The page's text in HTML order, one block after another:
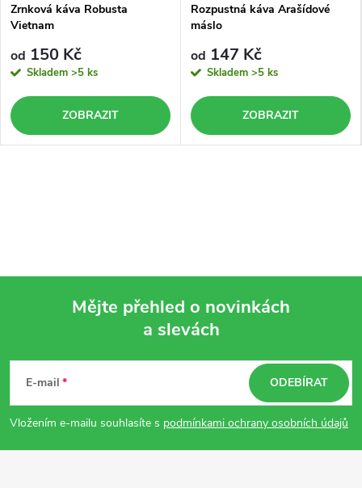
Zrnková káva Robusta
Vietnam
od 150 Kč
Skladem >5 ks
ZOBRAZIT
Rozpustná káva Arašídové
máslo
od 147 Kč
Skladem >5 ks
ZOBRAZIT
p
Mějte přehled o novinkách
a slevách
E-mail
Vložením e-mailu souhlasíte s podmínkami ochrany osobních údajů
ODEBÍRAT